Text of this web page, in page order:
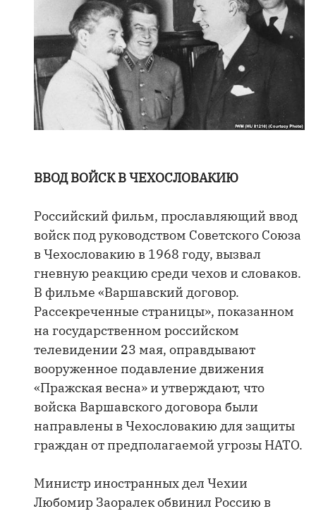
ВВОД ВОЙСК В ЧЕХОСЛОВАКИЮ
Российский фильм, прославляющий ввод
войск под руководством Советского Союза
в Чехословакию в 1968 году, вызвал
гневную реакцию среди чехов и словаков.
В фильме «Варшавский договор.
Рассекреченные страницы», показанном
на государственном российском
телевидении 23 мая, оправдывают
вооруженное подавление движения
«Пражская весна» и утверждают, что
войска Варшавского договора были
направлены в Чехословакию для защиты
граждан от предполагаемой угрозы НАТО.
Министр иностранных дел Чехии
Любомир Заоралек обвинил Россию в